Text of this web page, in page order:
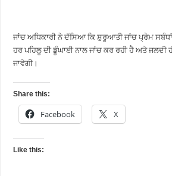
ਜਾਂਚ ਅਧਿਕਾਰੀ ਨੇ ਦੱਸਿਆ ਕਿ ਸ਼ੁਰੂਆਤੀ ਜਾਂਚ ਪ੍ਰੇਮ
ਹਰ ਪਹਿਲੂ ਦੀ ਡੂੰਘਾਈ ਨਾਲ ਜਾਂਚ ਕਰ ਰਹੀ ਹੈ ਅਤੇ ਜਲਦੀ
ਜਾਵੇਗੀ।
Share this:
Facebook X
Like this: